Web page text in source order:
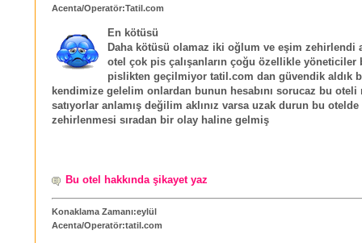
Acenta/Operatör:Tatil.com
En kötüsü
Daha kötüsü olamaz iki oğlum ve eşim zehirlendi
otel çok pis çalışanların çoğu özellikle yöneticiler
pislikten geçilmiyor tatil.com dan güvendik aldık
kendimize gelelim onlardan bunun hesabını sorucaz bu oteli
satıyorlar anlamış değilim aklınız varsa uzak durun bu otelde
zehirlenmesi sıradan bir olay haline gelmiş
Bu otel hakkında şikayet yaz
Konaklama Zamanı:eylül
Acenta/Operatör:tatil.com